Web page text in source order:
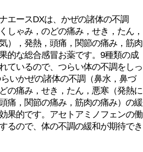
エースDXは、かぜの諸体の不調
しゃみ，のどの痛み，せき，たん，
），発熱，頭痛，関節の痛み，筋肉
的な総合感冒お薬です。9種類の成
ているので、つらい体の不調をしっ
いかぜの諸体の不調（鼻水，鼻づ
の痛み，せき，たん，悪寒（発熱に
痛，関節の痛み，筋肉の痛み）の緩
果的です。アセトアミノフェンの働
るので、体の不調の緩和が期待でき